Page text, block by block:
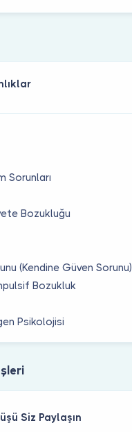
Sorunları
Bozukluğu
(Kendine Güven Sorunu)
Bozukluk
Psikolojisi
Siz Paylaşın